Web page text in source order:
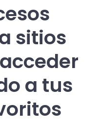
sitios
a tus